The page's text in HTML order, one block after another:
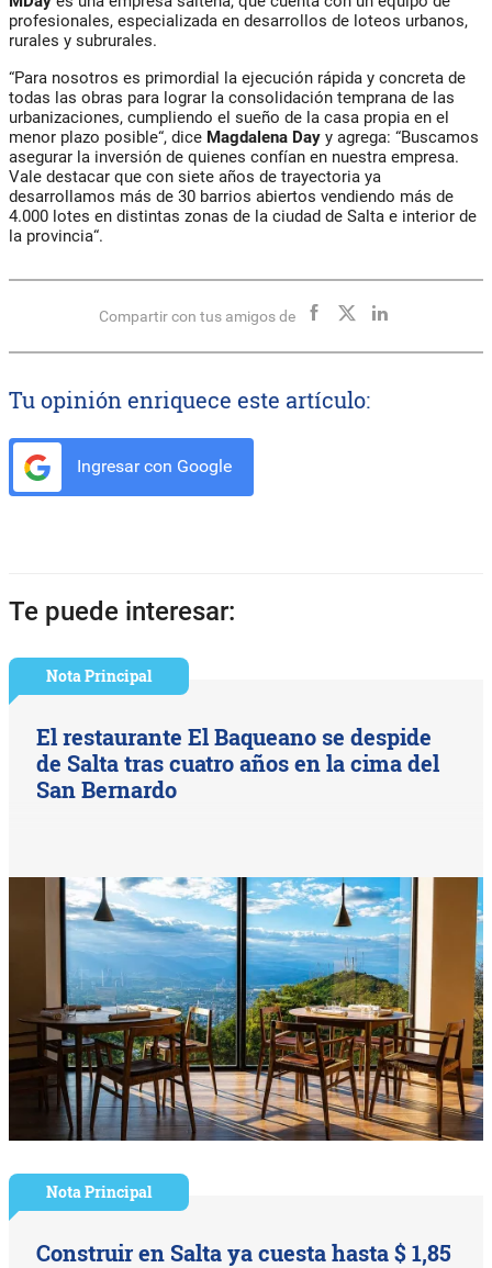
profesionales, especializada en desarrollos de loteos urbanos,
rurales y subrurales.
“Para nosotros es primordial la ejecución rápida y concreta de
todas las obras para lograr la consolidación temprana de las
urbanizaciones, cumpliendo el sueño de la casa propia en el
menor plazo posible“, dice Magdalena Day y agrega: “Buscamos
asegurar la inversión de quienes confían en nuestra empresa.
Vale destacar que con siete años de trayectoria ya
desarrollamos más de 30 barrios abiertos vendiendo más de
4.000 lotes en distintas zonas de la ciudad de Salta e interior de
la provincia“.
Compartir con tus amigos de
Tu opinión enriquece este artículo:
Ingresar con Google
Te puede interesar:
Nota Principal
El restaurante El Baqueano se despide
de Salta tras cuatro años en la cima del
San Bernardo
Nota Principal
Construir en Salta ya cuesta hasta $ 1,85